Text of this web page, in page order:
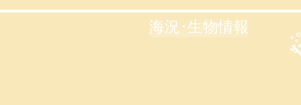
海況･生物情報